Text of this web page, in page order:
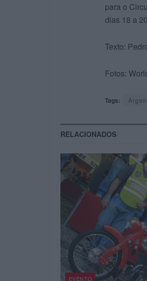
para o
dias 18 a
Texto:
Fotos:
Tags:
RELACIONADOS
EVENTO